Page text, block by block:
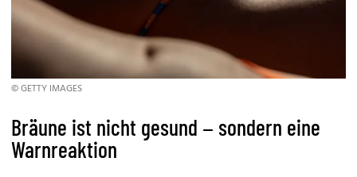
© GETTY IMAGES
Bräune ist nicht gesund – sondern eine
Warnreaktion